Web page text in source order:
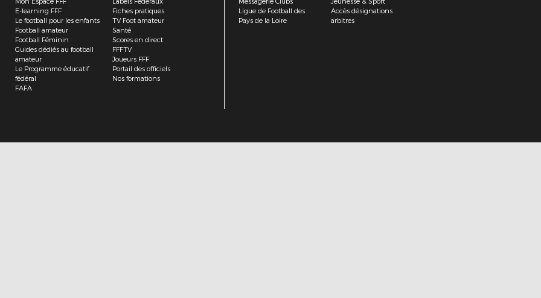
E-learning FFF
Le football pour les enfants
Football amateur
Football Féminin
Guides dédiés au football
amateur
Le Programme éducatif
fédéral
FAFA
Fiches pratiques
TV Foot amateur
Santé
Scores en direct
FFFTV
Joueurs FFF
Portail des officiels
Nos formations
Ligue de Football des
Pays de la Loire
Accès désignations
arbitres